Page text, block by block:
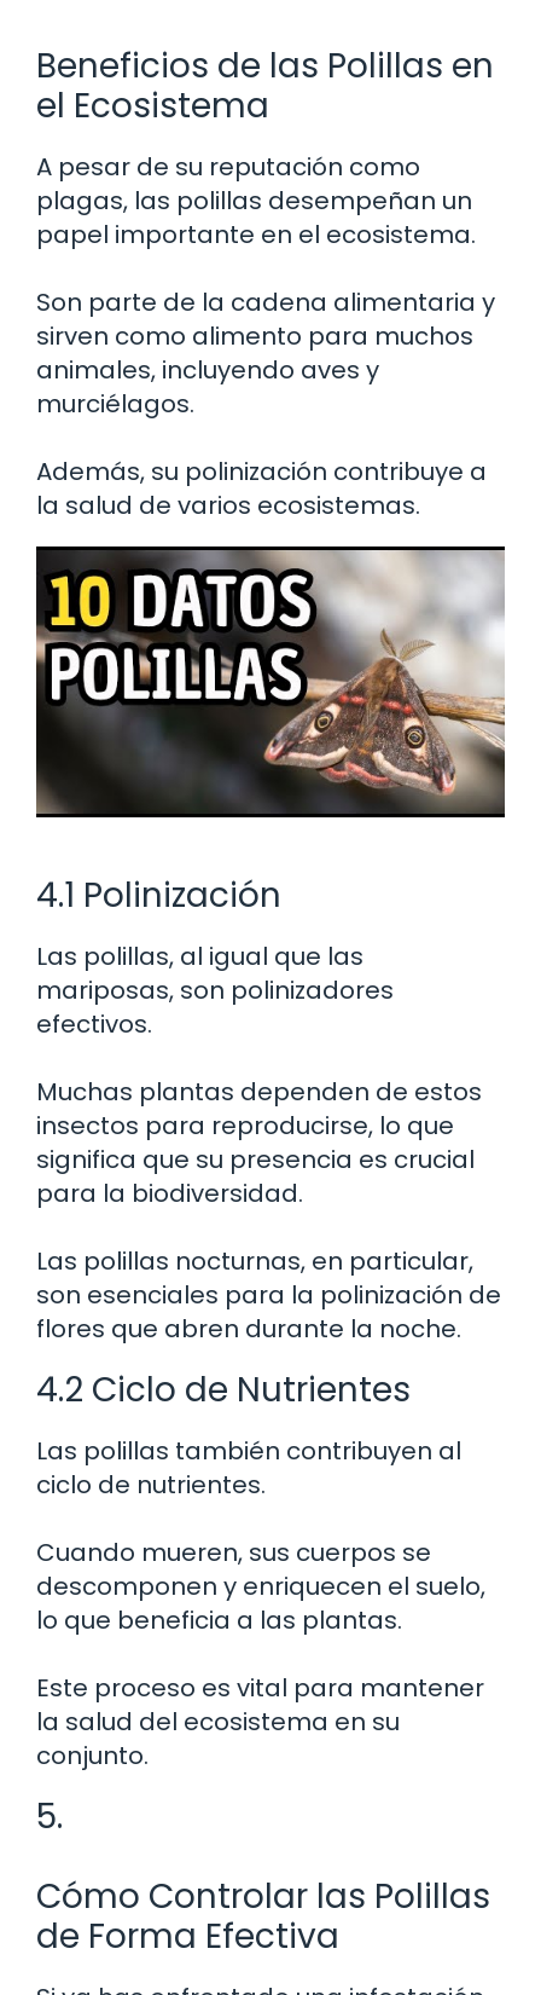
Beneficios de las Polillas en
el Ecosistema
A pesar de su reputación como
plagas, las polillas desempeñan un
papel importante en el ecosistema.
Son parte de la cadena alimentaria y
sirven como alimento para muchos
animales, incluyendo aves y
murciélagos.
Además, su polinización contribuye a
la salud de varios ecosistemas.
4.1 Polinización
Las polillas, al igual que las
mariposas, son polinizadores
efectivos.
Muchas plantas dependen de estos
insectos para reproducirse, lo que
significa que su presencia es crucial
para la biodiversidad.
Las polillas nocturnas, en particular,
son esenciales para la polinización de
flores que abren durante la noche.
4.2 Ciclo de Nutrientes
Las polillas también contribuyen al
ciclo de nutrientes.
Cuando mueren, sus cuerpos se
descomponen y enriquecen el suelo,
lo que beneficia a las plantas.
Este proceso es vital para mantener
la salud del ecosistema en su
conjunto.
5.
Cómo Controlar las Polillas
de Forma Efectiva